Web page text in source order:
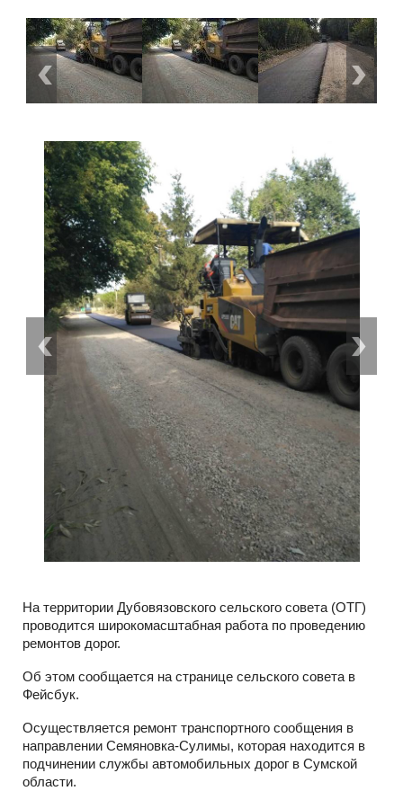
На территории Дубовязовского сельского совета (ОТГ)
проводится широкомасштабная работа по проведению
ремонтов дорог.
Об этом сообщается на странице сельского совета в
Фейсбук.
Осуществляется ремонт транспортного сообщения в
направлении Семяновка-Сулимы, которая находится в
подчинении службы автомобильных дорог в Сумской
области.